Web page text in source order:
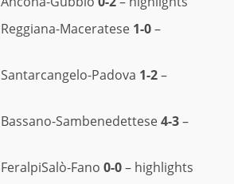
Reggiana-Maceratese 1-0–
Santarcangelo-Padova 1-2–
Bassano-Sambenedettese4-3–
FeralpiSalò-Fano 0-0– highlights